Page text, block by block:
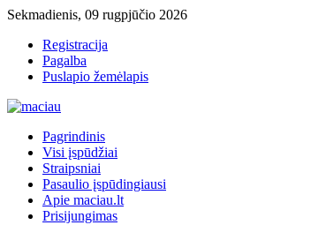
Sekmadienis, 09 rugpjūčio 2026
Registracija
Pagalba
Puslapio žemėlapis
Pagrindinis
Visi įspūdžiai
Straipsniai
Pasaulio įspūdingiausi
Apie maciau.lt
Prisijungimas